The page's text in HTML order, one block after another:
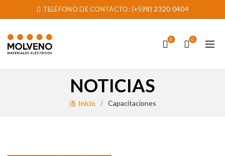
TELÉFONO DE CONTACTO:(+598) 2320 0404
0 0
NOTICIAS
Inicio Capacitaciones